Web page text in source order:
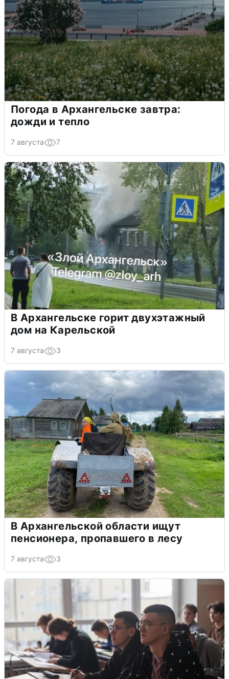
Погода в Архангельске завтра:
дожди и тепло
7 августа 7
В Архангельске горит двухэтажный
дом на Карельской
7 августа 3
В Архангельской области ищут
пенсионера, пропавшего в лесу
7 августа 3